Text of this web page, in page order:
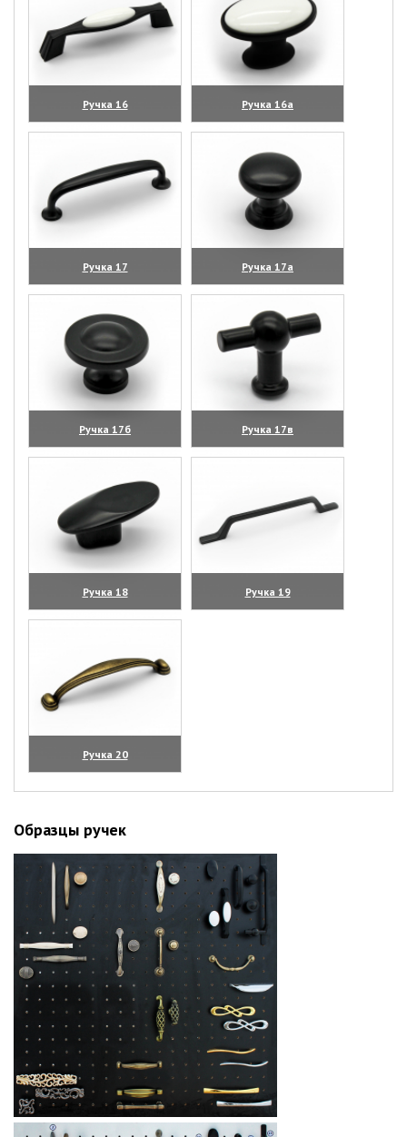
Ручка 16
(увеличить)
Ручка 16а
(увеличить)
Ручка 17
(увеличить)
Ручка 17а
(увеличить)
Ручка 17б
(увеличить)
Ручка 17в
(увеличить)
Ручка 18
(увеличить)
Ручка 19
(увеличить)
Ручка 20
(увеличить)
Образцы ручек